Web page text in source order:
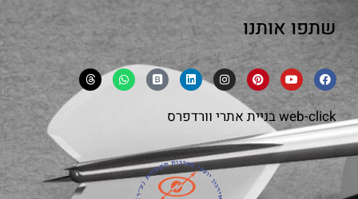
שתפו אותנו
web-clickבניית אתרי וורדפרס